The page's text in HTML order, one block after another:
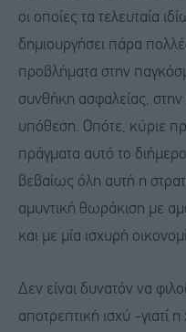
οι οποίες τα τελευταία
δημιουργήσει πάρα
προβλήματα στην
συνθήκη ασφαλείας, στην
υπόθεση. Οπότε, κύριε
πράγματα αυτό το
βεβαίως όλη αυτή η
αμυντική θωράκιση με
και με μία ισχυρή
Δεν είναι δυνατόν να
αποτρεπτική ισχύ -γιατί